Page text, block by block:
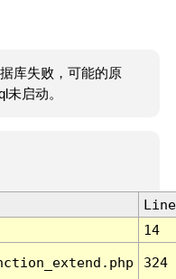
库失败，可能的原
启动。
Line
14
324